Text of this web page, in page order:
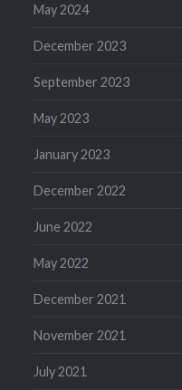
May 2024
December 2023
September 2023
May 2023
January 2023
December 2022
June 2022
May 2022
December 2021
November 2021
July 2021